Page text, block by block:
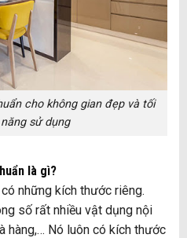
cho không gian đẹp và tối
sử dụng
là gì?
những kích thước riêng.
số rất nhiều vật dụng nội
hàng,… Nó luôn có kích thước